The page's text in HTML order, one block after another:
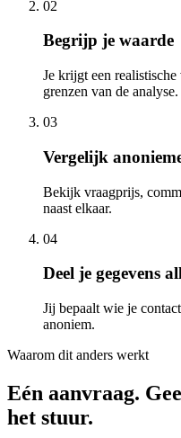
02
Begrijp je waarde
Je krijgt een
grenzen van de analyse.
03
Vergelijk
Bekijk vraagprijs,
naast elkaar.
04
Deel je gegevens
Jij bepaalt wie je
anoniem.
Waarom dit anders werkt
Eén aanvraag.
het stuur.